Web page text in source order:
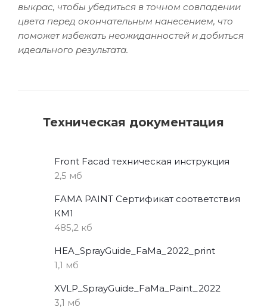
выкрас, чтобы убедиться в точном совпадении
цвета перед окончательным нанесением, что
поможет избежать неожиданностей и добиться
идеального результата.
Техническая документация
Front Facad техническая инструкция
2,5 мб
FAMA PAINT Сертификат соответствия
КМ1
485,2 кб
HEA_SprayGuide_FaMa_2022_print
1,1 мб
XVLP_SprayGuide_FaMa_Paint_2022
3,1 мб